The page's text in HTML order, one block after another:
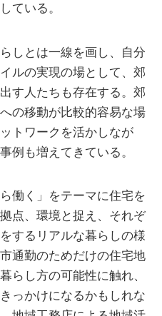
ている。
しとは一線を画し、自分
ルの実現の場として、郊
す人たちも存在する。郊
の移動が比較的容易な場
トワークを活かしなが
例も増えてきている。
働く」をテーマに住宅を
点、環境と捉え、それぞ
するリアルな暮らしの様
通勤のためだけの住宅地
らし方の可能性に触れ、
っかけになるかもしれな